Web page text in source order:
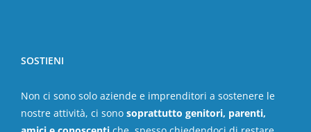
SOSTIENI
Non ci sono solo aziende e imprenditori a sostenere le
nostre attività, ci sono soprattutto genitori, parenti,